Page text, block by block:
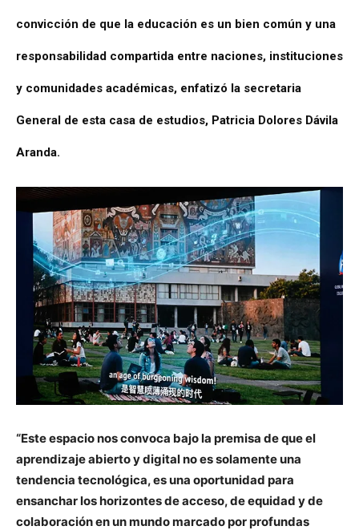
convicción de que la educación es un bien común y una
responsabilidad compartida entre naciones, instituciones
y comunidades académicas, enfatizó la secretaria
General de esta casa de estudios, Patricia Dolores Dávila
Aranda.
“Este espacio nos convoca bajo la premisa de que el
aprendizaje abierto y digital no es solamente una
tendencia tecnológica, es una oportunidad para
ensanchar los horizontes de acceso, de equidad y de
colaboración en un mundo marcado por profundas